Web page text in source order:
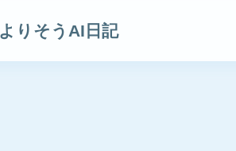
よりそうAI日記